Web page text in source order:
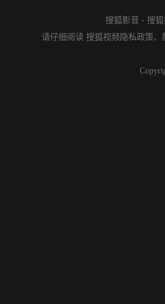
搜狐影音 - 搜
请仔细阅读 搜狐视频隐私政策、